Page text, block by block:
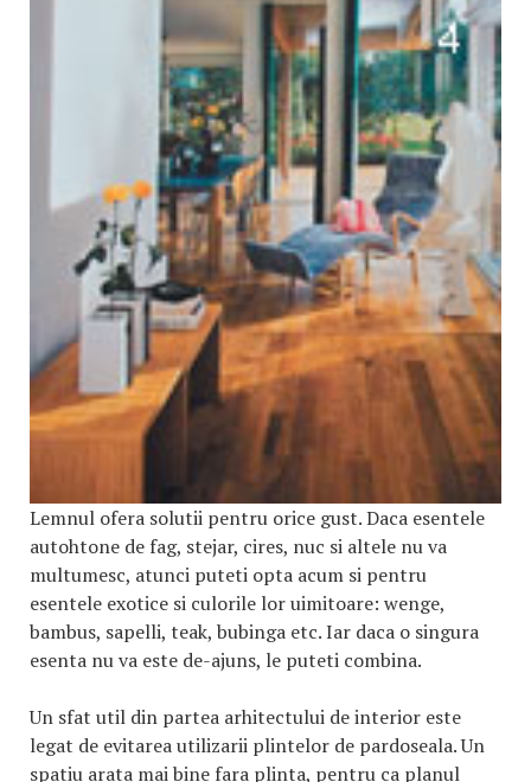
Lemnul ofera solutii pentru orice gust. Daca esentele
autohtone de fag, stejar, cires, nuc si altele nu va
multumesc, atunci puteti opta acum si pentru
esentele exotice si culorile lor uimitoare: wenge,
bambus, sapelli, teak, bubinga etc. Iar daca o singura
esenta nu va este de-ajuns, le puteti combina.
Un sfat util din partea arhitectului de interior este
legat de evitarea utilizarii plintelor de pardoseala. Un
spatiu arata mai bine fara plinta, pentru ca planul